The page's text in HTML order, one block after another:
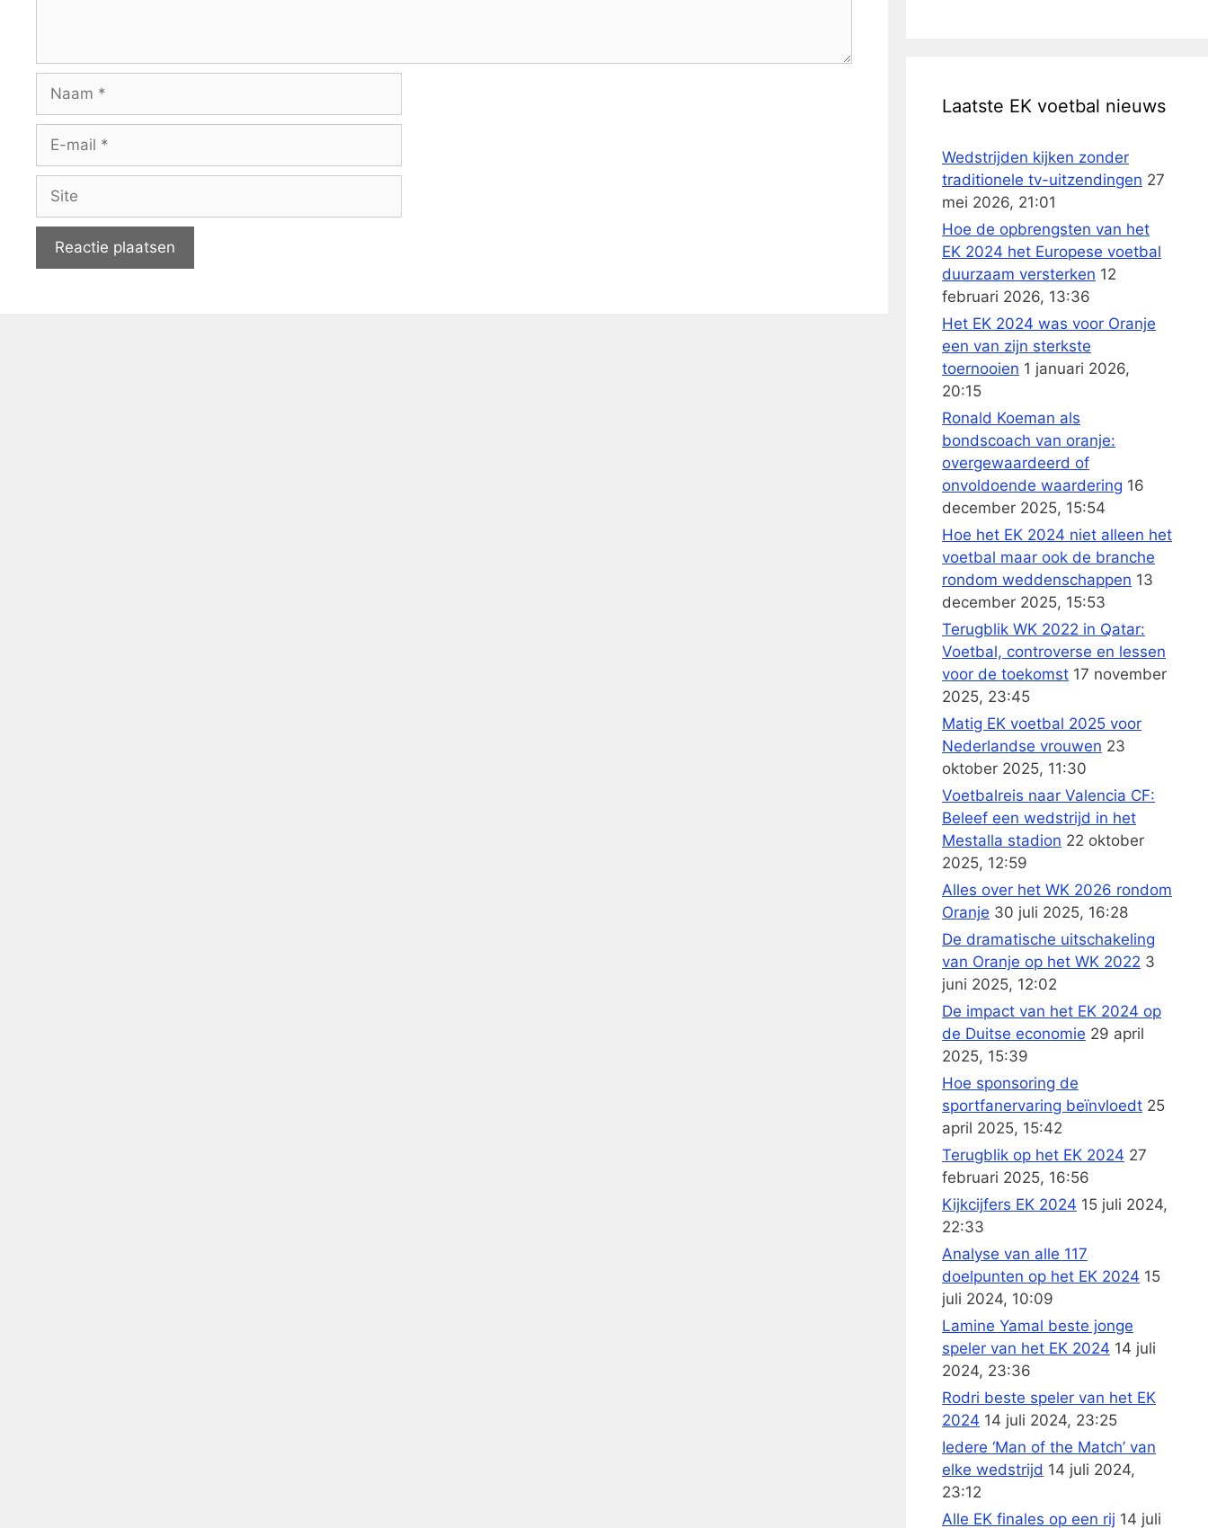
mail
Laatste EK voetbal nieuws
Wedstrijden kijken zonder
traditionele tv-uitzendingen 27
mei 2026, 21:01
Hoe de opbrengsten van het
EK 2024 het Europese voetbal
duurzaam versterken 12
februari 2026, 13:36
Het EK 2024 was voor Oranje
een van zijn sterkste
toernooien 1 januari 2026,
20:15
Ronald Koeman als
bondscoach van oranje:
overgewaardeerd of
onvoldoende waardering 16
december 2025, 15:54
Hoe het EK 2024 niet alleen het
voetbal maar ook de branche
rondom weddenschappen 13
december 2025, 15:53
Terugblik WK 2022 in Qatar:
Voetbal, controverse en lessen
voor de toekomst 17 november
2025, 23:45
Matig EK voetbal 2025 voor
Nederlandse vrouwen 23
oktober 2025, 11:30
Voetbalreis naar Valencia CF:
Beleef een wedstrijd in het
Mestalla stadion 22 oktober
2025, 12:59
Alles over het WK 2026 rondom
Oranje 30 juli 2025, 16:28
De dramatische uitschakeling
van Oranje op het WK 2022 3
juni 2025, 12:02
De impact van het EK 2024 op
de Duitse economie 29 april
2025, 15:39
Hoe sponsoring de
sportfanervaring beïnvloedt 25
april 2025, 15:42
Terugblik op het EK 2024 27
februari 2025, 16:56
Kijkcijfers EK 2024 15 juli 2024,
22:33
Analyse van alle 117
doelpunten op het EK 2024 15
juli 2024, 10:09
Lamine Yamal beste jonge
speler van het EK 2024 14 juli
2024, 23:36
Rodri beste speler van het EK
2024 14 juli 2024, 23:25
Iedere ‘Man of the Match’ van
elke wedstrijd 14 juli 2024,
23:12
Alle EK finales op een rij 14 juli